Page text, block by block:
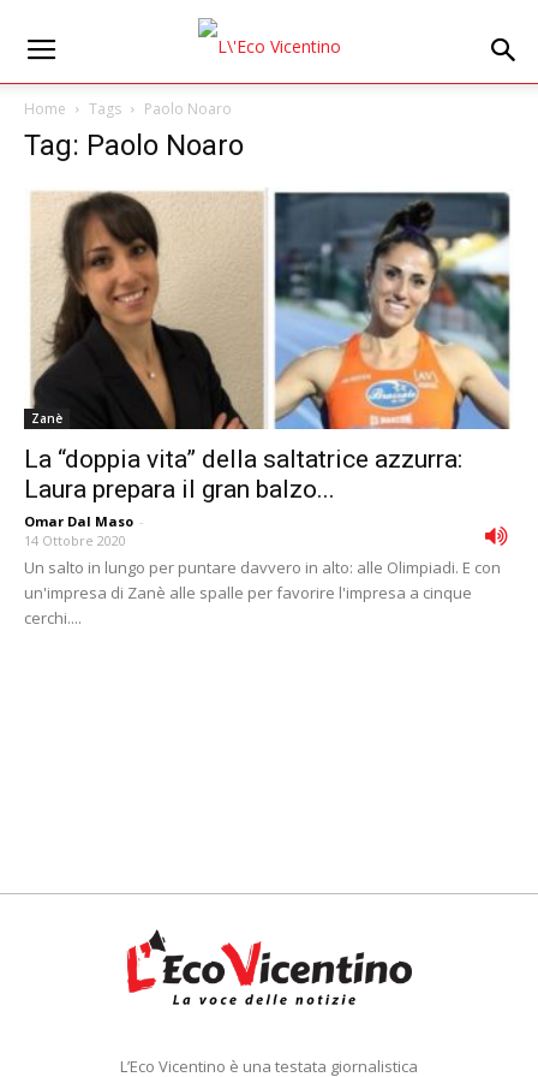
Home Tags Paolo Noaro
Tag: Paolo Noaro
Zanè
La “doppia vita” della saltatrice azzurra:
Laura prepara il gran balzo...
Omar Dal Maso -
14 Ottobre 2020
Un salto in lungo per puntare davvero in alto: alle Olimpiadi. E con
un'impresa di Zanè alle spalle per favorire l'impresa a cinque
cerchi....
L’Eco Vicentino è una testata giornalistica